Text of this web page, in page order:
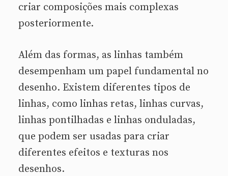
criar composições mais complexas
posteriormente.
Além das formas, as linhas também
desempenham um papel fundamental no
desenho. Existem diferentes tipos de
linhas, como linhas retas, linhas curvas,
linhas pontilhadas e linhas onduladas,
que podem ser usadas para criar
diferentes efeitos e texturas nos
desenhos.